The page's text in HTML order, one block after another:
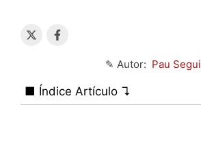
✎ Autor: Pau Segui
■ Índice Artículo ↴